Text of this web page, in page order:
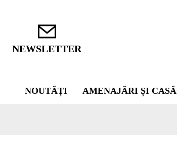
NEWSLETTER
NOUTĂȚI AMENAJĂRI ȘI CASĂ